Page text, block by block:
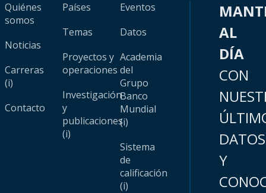
Quiénes
somos
Noticias
Carreras
(i)
Contacto
Países
Temas
Proyectos y
operaciones
Investigación
y
publicaciones
(i)
Eventos
Datos
Academia
del
Grupo
Banco
Mundial
(i)
Sistema
de
calificación
(i)
AL
DÍA
CON
DATOS
Y